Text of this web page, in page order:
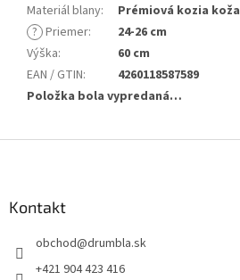
Materiál blany:
Prémiová kozia koža
? Priemer:
24-26 cm
Výška:
60 cm
EAN / GTIN:
4260118587589
Položka bola vypredaná…
Kontakt
obchod@drumbla.sk
+421 904 423 416